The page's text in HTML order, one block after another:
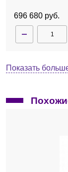
696 680 руб.
Показать